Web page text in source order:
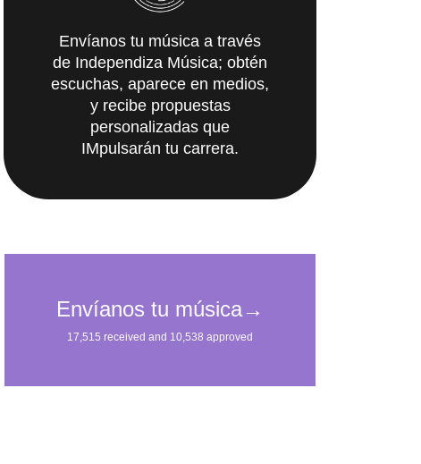
Envíanos tu música a través
de Independiza Música; obtén
escuchas, aparece en medios,
y recibe propuestas
personalizadas que
IMpulsarán tu carrera.